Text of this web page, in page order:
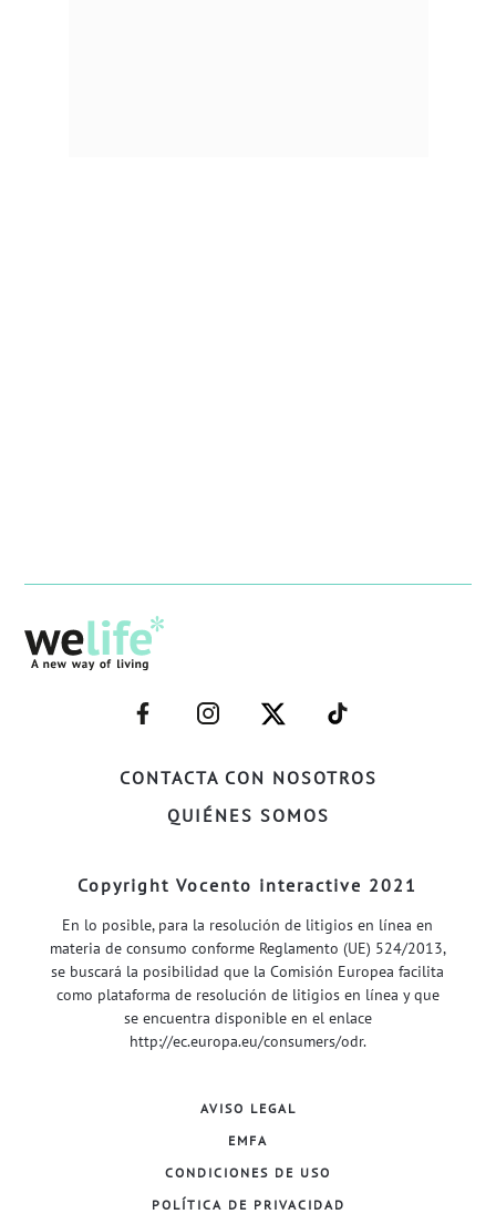
CONTACTA CON NOSOTROS
QUIÉNES SOMOS
–
FACEBOOK–
–
INSTAGRAM–
–
TWITTER–
–
WELIFE–
Copyright Vocento interactive 2021
En lo posible, para la resolución de litigios en línea en
materia de consumo conforme Reglamento (UE) 524/2013,
se buscará la posibilidad que la Comisión Europea facilita
como plataforma de resolución de litigios en línea y que
se encuentra disponible en el enlace
http://ec.europa.eu/consumers/odr.
AVISO LEGAL
EMFA
CONDICIONES DE USO
POLÍTICA DE PRIVACIDAD